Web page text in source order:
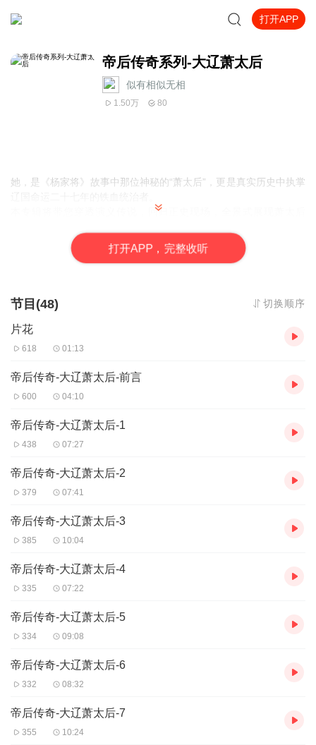
打开APP
帝后传奇系列-大辽萧太后
似有相似无相
1.50万 80
她，是《杨家将》故事中那位神秘的“萧太后”，更是真实历史中执掌
本专辑将带您穿透演义传说，回归正史现场，全景式展现萧太后
双重身份：太后与帝王
朝局，开疆拓土。
她大胆推行汉化改革，重用汉臣，开科取士；同时整顿军队，亲率
铁骑南征北战，使辽朝步入“幅员万里，声威浩荡”的鼎盛时期。
她与汉臣韩德让超越世俗的情谊与政治同盟，既是私密的感情羁
她以战促和，签订影响中国历史格局百余年的“澶渊之盟”，开创宋辽
百年和平，展现了超越时代的政治智慧。
帝王之师：母亲与政治家
过儿子延续，最终造就辽国黄金时代？
本专辑基于《辽史》《契丹国志》等正史文献，结合最新学术研究
世界。不仅讲述她的杀伐决断，更揭示她在男性主导的权力世界
中，如何以智慧、魄力与柔情，书写属于自己的——也是整个辽朝
聆听本书，您将听到：
•一场改变中国北方格局的深刻社会变革
•一个游牧帝国如何在她手中完成文明蜕变
这是属于萧绰的时代——一位太后，开创了一个王朝的盛世。
打开APP，完整收听
节目(48) 切换顺序
片花
618 01:13
帝后传奇-大辽萧太后-前言
600 04:10
帝后传奇-大辽萧太后-1
438 07:27
帝后传奇-大辽萧太后-2
379 07:41
帝后传奇-大辽萧太后-3
385 10:04
帝后传奇-大辽萧太后-4
335 07:22
帝后传奇-大辽萧太后-5
334 09:08
帝后传奇-大辽萧太后-6
332 08:32
帝后传奇-大辽萧太后-7
355 10:24